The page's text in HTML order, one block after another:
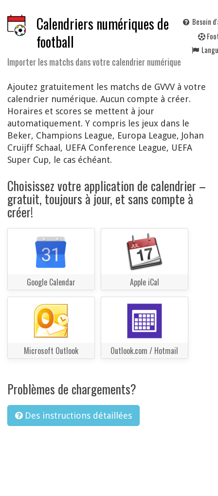
Calendriers numériques de
football
Importer les matchs dans votre calendrier numérique
Besoin
F
Ajoutez gratuitement les matchs de GVVV à votre
calendrier numérique. Aucun compte à créer.
Horaires et scores se mettent à jour
automatiquement. Y compris les jeux dans le
Beker, Champions League, Europa League, Johan
Cruijff Schaal, UEFA Conference League, UEFA
Super Cup, le cas échéant.
Choisissez votre application de calendrier –
gratuit, toujours à jour, et sans compte à
créer!
Google Calendar Apple iCal
Microsoft Outlook Outlook.com / Hotmail
Problèmes de chargements?
Des instructions détaillées